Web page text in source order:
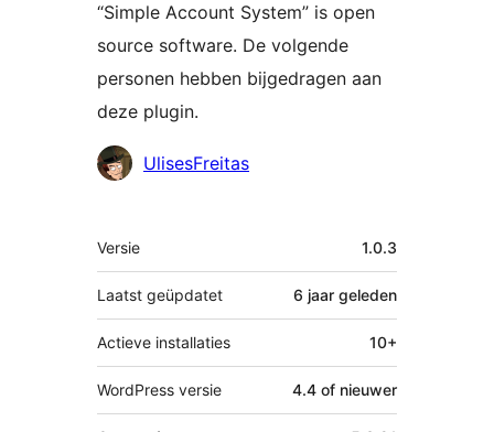
“Simple Account System” is open
source software. De volgende
personen hebben bijgedragen aan
deze plugin.
BijdragersUlisesFreitas
Meta
Versie 1.0.3
Laatst geüpdatet 6 jaar geleden
Actieve installaties 10+
WordPress versie 4.4 of nieuwer